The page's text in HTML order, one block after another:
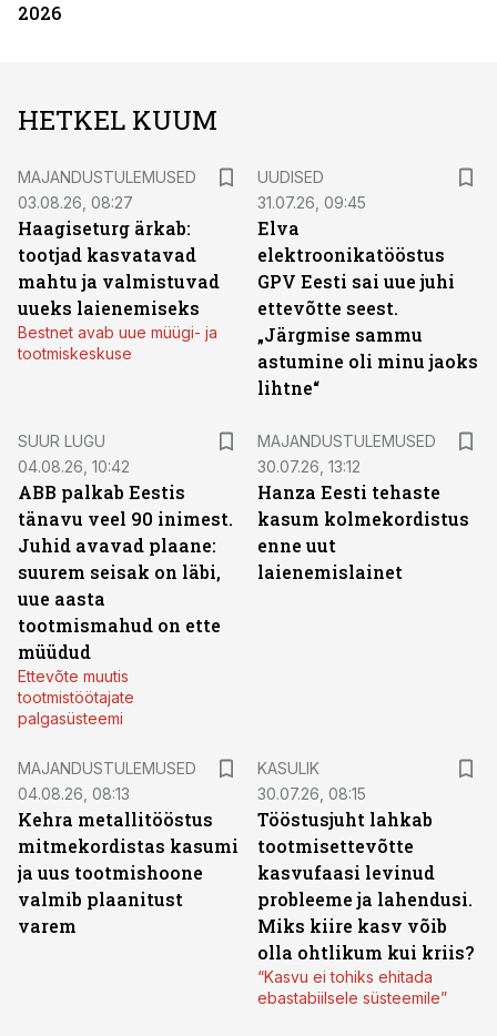
2026
HETKEL KUUM
MAJANDUSTULEMUSED
03.08.26, 08:27
Haagiseturg ärkab:
tootjad kasvatavad
mahtu ja valmistuvad
uueks laienemiseks
Bestnet avab uue müügi- ja
tootmiskeskuse
UUDISED
31.07.26, 09:45
Elva
elektroonikatööstus
GPV Eesti sai uue juhi
ettevõtte seest.
„Järgmise sammu
astumine oli minu jaoks
lihtne“
SUUR LUGU
04.08.26, 10:42
ABB palkab Eestis
tänavu veel 90 inimest.
Juhid avavad plaane:
suurem seisak on läbi,
uue aasta
tootmismahud on ette
müüdud
Ettevõte muutis
tootmistöötajate
palgasüsteemi
MAJANDUSTULEMUSED
30.07.26, 13:12
Hanza Eesti tehaste
kasum kolmekordistus
enne uut
laienemislainet
MAJANDUSTULEMUSED
04.08.26, 08:13
Kehra metallitööstus
mitmekordistas kasumi
ja uus tootmishoone
valmib plaanitust
varem
KASULIK
30.07.26, 08:15
Tööstusjuht lahkab
tootmisettevõtte
kasvufaasi levinud
probleeme ja lahendusi.
Miks kiire kasv võib
olla ohtlikum kui kriis?
“Kasvu ei tohiks ehitada
ebastabiilsele süsteemile”